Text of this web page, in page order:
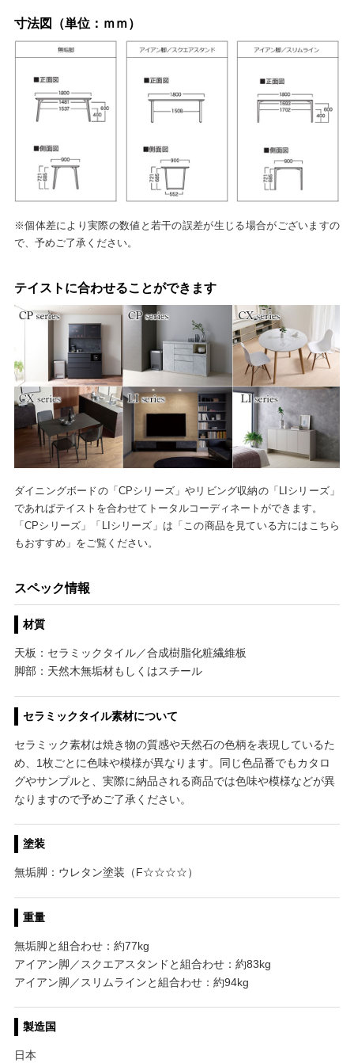
寸法図（単位：ｍｍ）
※個体差により実際の数値と若干の誤差が生じる場合がございますの
で、予めご了承ください。
テイストに合わせることができます
ダイニングボードの「CPシリーズ」やリビング収納の「LIシリーズ」
であればテイストを合わせてトータルコーディネートができます。
「CPシリーズ」「LIシリーズ」は「この商品を見ている方にはこちら
もおすすめ」をご覧ください。
スペック情報
材質
天板：セラミックタイル／合成樹脂化粧繊維板
脚部：天然木無垢材もしくはスチール
セラミックタイル素材について
セラミック素材は焼き物の質感や天然石の色柄を表現しているた
め、1枚ごとに色味や模様が異なります。同じ色品番でもカタロ
グやサンプルと、実際に納品される商品では色味や模様などが異
なりますので予めご了承ください。
塗装
無垢脚：ウレタン塗装（F☆☆☆☆）
重量
無垢脚と組合わせ：約77kg
アイアン脚／スクエアスタンドと組合わせ：約83kg
アイアン脚／スリムラインと組合わせ：約94kg
製造国
日本